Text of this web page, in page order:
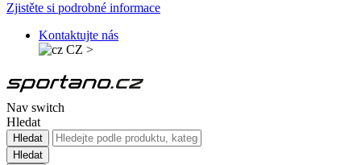
Zjistěte si podrobné informace
Kontaktujte nás
CZ >
Nav switch
Hledat
Hledat
Hledat